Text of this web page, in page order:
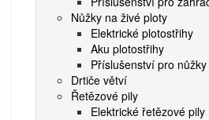
Nůžky na živé ploty
Elektrické plotostřihy
Aku plotostřihy
Příslušenství pro
Drtiče větví
Řetězové pily
Elektrické řetězové pily